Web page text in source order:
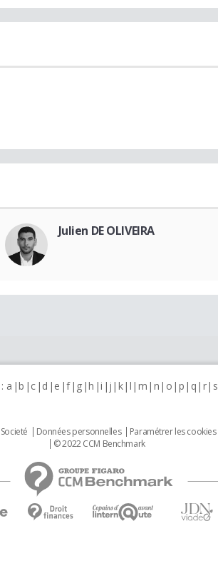
Julien DE OLIVEIRA
a b c d e f g h i j k l m n o p q r s
Societé Données personnelles Paramétrer les cookies
© 2022 CCM Benchmark